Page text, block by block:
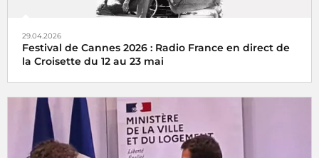
29.04.2026
Festival de Cannes 2026 : Radio France en direct de
la Croisette du 12 au 23 mai
Radio France, partenaire historique du Festival de Cannes